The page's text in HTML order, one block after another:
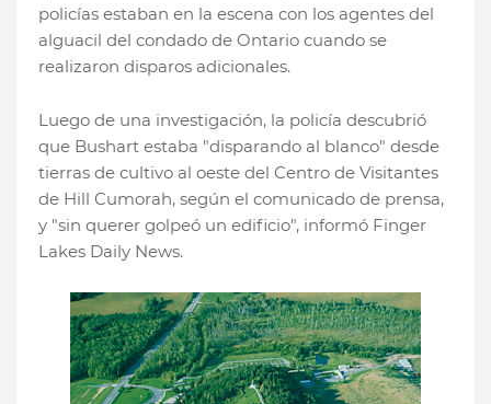
policías estaban en la escena con los agentes del
alguacil del condado de Ontario cuando se
realizaron disparos adicionales.
Luego de una investigación, la policía descubrió
que Bushart estaba "disparando al blanco" desde
tierras de cultivo al oeste del Centro de Visitantes
de Hill Cumorah, según el comunicado de prensa,
y "sin querer golpeó un edificio", informó Finger
Lakes Daily News.